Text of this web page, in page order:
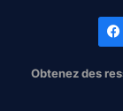
Obtenez des